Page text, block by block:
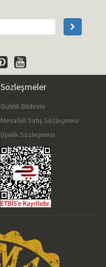
Sözleşmeler
Gizlilik Bildirimi
Mesafeli Satış Sözleşmesi
Üyelik Sözleşmesi